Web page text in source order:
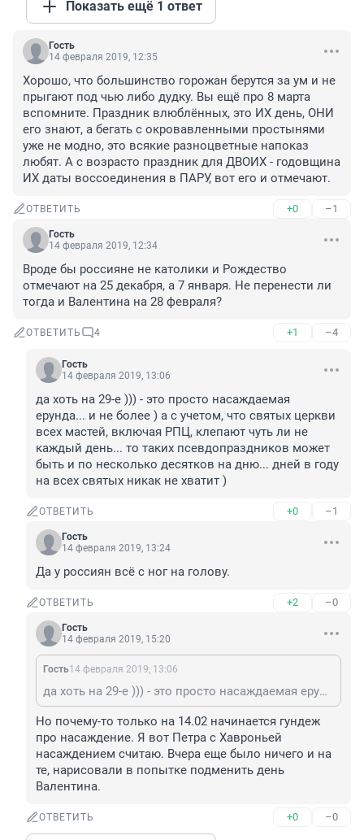
Показать ещё 1 ответ
Гость
14 февраля 2019, 12:35
Хорошо, что большинство горожан берутся за ум и не
прыгают под чью либо дудку. Вы ещё про 8 марта
вспомните. Праздник влюблённых, это ИХ день, ОНИ
его знают, а бегать с окровавленными простынями
уже не модно, это всякие разноцветные напоказ
любят. А с возрасто праздник для ДВОИХ - годовщина
ИХ даты воссоединения в ПАРУ, вот его и отмечают.
ОТВЕТИТЬ +0 –1
Гость
14 февраля 2019, 12:34
Вроде бы россияне не католики и Рождество
отмечают на 25 декабря, а 7 января. Не перенести ли
тогда и Валентина на 28 февраля?
ОТВЕТИТЬ 4 +1 –4
Гость
14 февраля 2019, 13:06
да хоть на 29-е ))) - это просто насаждаемая
ерунда... и не более ) а с учетом, что святых церкви
всех мастей, включая РПЦ, клепают чуть ли не
каждый день... то таких псевдопраздников может
быть и по несколько десятков на дню... дней в году
на всех святых никак не хватит )
ОТВЕТИТЬ +0 –1
Гость
14 февраля 2019, 13:24
Да у россиян всё с ног на голову.
ОТВЕТИТЬ +2 –0
Гость
14 февраля 2019, 15:20
Гость14 февраля 2019, 13:06
да хоть на 29-е ))) - это просто насаждаемая ерунда... и не более ) а с учетом, что святых церкви всех мастей, включая РПЦ, клепают чуть ли не каждый день... то таких псевдопраздников может быть и по несколько десятков на дню... дней в году на всех святых никак не хватит )
Но почему-то только на 14.02 начинается гундеж
про насаждение. Я вот Петра с Хавроньей
насаждением считаю. Вчера еще было ничего и на
те, нарисовали в попытке подменить день
Валентина.
ОТВЕТИТЬ +0 –0